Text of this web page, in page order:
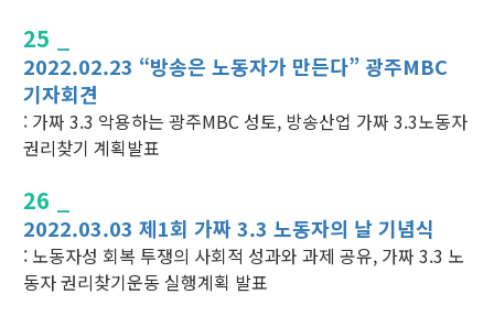
25 _
2022.02.23 “방송은 노동자가 만든다” 광주MBC
기자회견
: 가짜 3.3 악용하는 광주MBC 성토, 방송산업 가짜 3.3노동자
권리찾기 계획발표
26 _
2022.03.03 제1회 가짜 3.3 노동자의 날 기념식
: 노동자성 회복 투쟁의 사회적 성과와 과제 공유, 가짜 3.3 노
동자 권리찾기운동 실행계획 발표